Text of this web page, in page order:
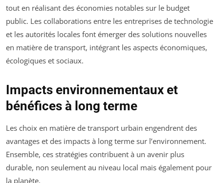
tout en réalisant des économies notables sur le budget
public. Les collaborations entre les entreprises de technologie
et les autorités locales font émerger des solutions nouvelles
en matière de transport, intégrant les aspects économiques,
écologiques et sociaux.
Impacts environnementaux et
bénéfices à long terme
Les choix en matière de transport urbain engendrent des
avantages et des impacts à long terme sur l’environnement.
Ensemble, ces stratégies contribuent à un avenir plus
durable, non seulement au niveau local mais également pour
la planète.